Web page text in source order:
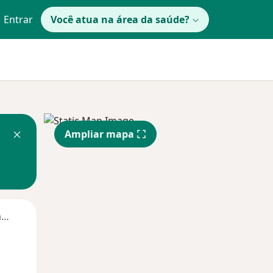
Entrar Você atua na área da saúde?
Segunda-feira
Ampliar mapa